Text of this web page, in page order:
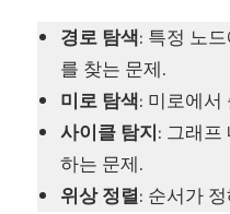
경로 탐색: 특정 노
를 찾는 문제.
미로 탐색: 미로에서
사이클 탐지: 그래프
하는 문제.
위상 정렬: 순서가